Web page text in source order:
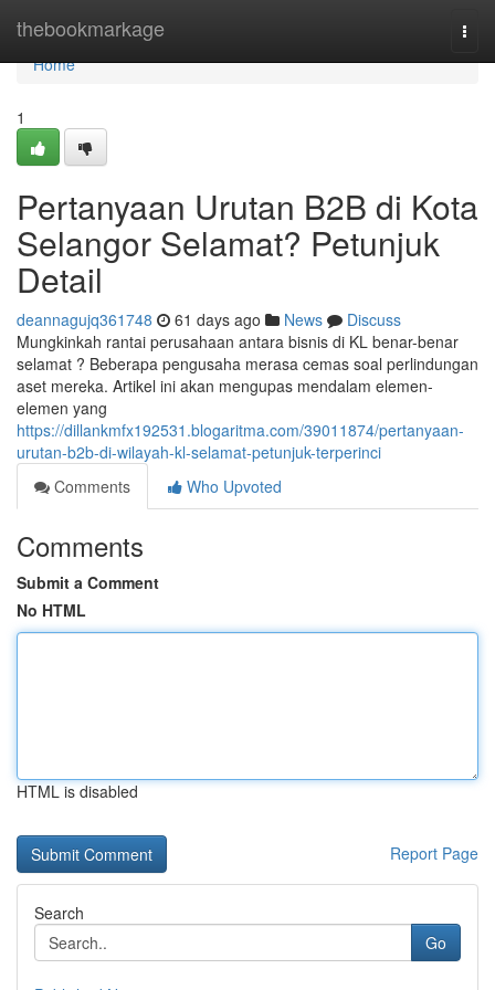
thebookmarkage
Home
Home
1
Pertanyaan Urutan B2B di Kota
Selangor Selamat? Petunjuk
Detail
deannagujq361748 61 days ago News
Discuss
Mungkinkah rantai perusahaan antara bisnis di KL benar-benar
selamat ? Beberapa pengusaha merasa cemas soal perlindungan
aset mereka. Artikel ini akan mengupas mendalam elemen-
elemen yang
https://dillankmfx192531.blogaritma.com/39011874/pertanyaan-
urutan-b2b-di-wilayah-kl-selamat-petunjuk-terperinci
Comments
Who Upvoted
Comments
Submit a Comment
No HTML
HTML is disabled
Report Page
Search
Go